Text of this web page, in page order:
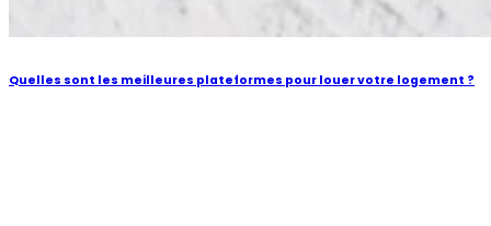
Quelles sont les meilleures plateformes pour louer votre logement ?